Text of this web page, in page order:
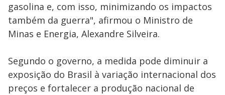
gasolina e, com isso, minimizando os impactos
também da guerra", afirmou o Ministro de
Minas e Energia, Alexandre Silveira.
Segundo o governo, a medida pode diminuir a
exposição do Brasil à variação internacional dos
preços e fortalecer a produção nacional de